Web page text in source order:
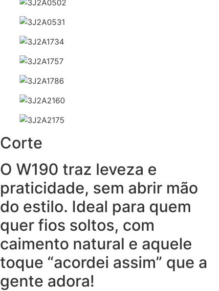
Corte
O W190 traz leveza e
praticidade, sem abrir mão
do estilo. Ideal para quem
quer fios soltos, com
caimento natural e aquele
toque “acordei assim” que a
gente adora!